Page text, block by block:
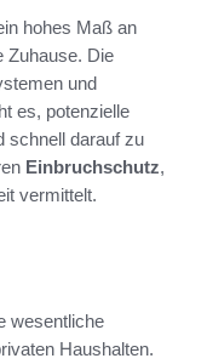
hohes Maß an
Zuhause. Die
und
es, potenzielle
schnell darauf zu
Einbruchschutz,
vermittelt.
wesentliche
Haushalten.